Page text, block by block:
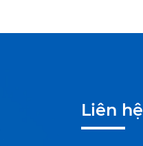
Liên hệ